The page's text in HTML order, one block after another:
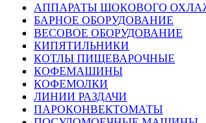
АППАРАТЫ ШОКОВОГО
БАРНОЕ ОБОРУДОВАНИЕ
ВЕСОВОЕ ОБОРУДОВАНИЕ
КИПЯТИЛЬНИКИ
КОТЛЫ ПИЩЕВАРОЧНЫЕ
КОФЕМАШИНЫ
КОФЕМОЛКИ
ЛИНИИ РАЗДАЧИ
ПАРОКОНВЕКТОМАТЫ